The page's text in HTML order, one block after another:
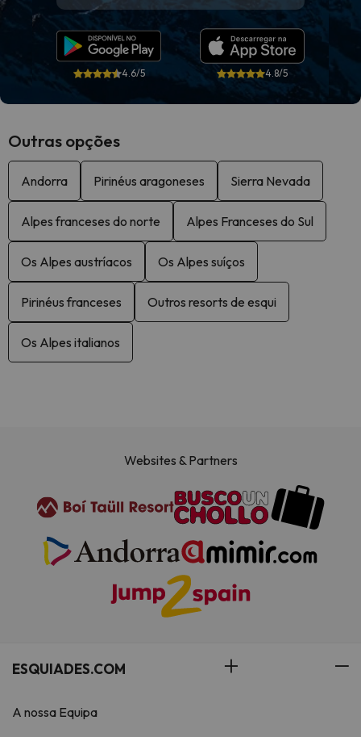
4.6/5 4.8/5
Outras opções
Andorra Pirinéus aragoneses Sierra Nevada
Alpes franceses do norte Alpes Franceses do Sul
Os Alpes austríacos Os Alpes suíços
Pirinéus franceses Outros resorts de esqui
Os Alpes italianos
Websites & Partners
ESQUIADES.COM
A nossa Equipa